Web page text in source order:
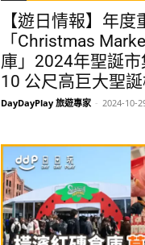
【遊日情報】年度
「Christmas
庫」2024年聖誕市
10 公尺高巨大聖誕
DayDayPlay 旅遊專家 - 2024-10-